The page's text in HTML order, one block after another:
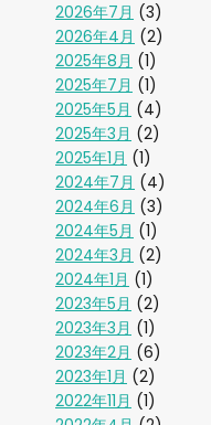
2026年7月 (3)
2026年4月 (2)
2025年8月 (1)
2025年7月 (1)
2025年5月 (4)
2025年3月 (2)
2025年1月 (1)
2024年7月 (4)
2024年6月 (3)
2024年5月 (1)
2024年3月 (2)
2024年1月 (1)
2023年5月 (2)
2023年3月 (1)
2023年2月 (6)
2023年1月 (2)
2022年11月 (1)